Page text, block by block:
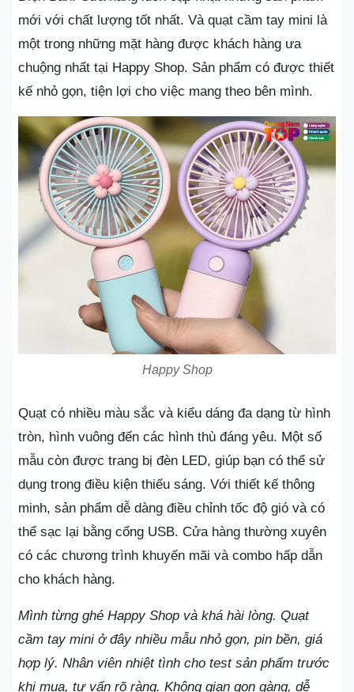
mới với chất lượng tốt nhất. Và quạt cầm tay mini là
một trong những mặt hàng được khách hàng ưa
chuộng nhất tại Happy Shop. Sản phẩm có được thiết
kế nhỏ gọn, tiện lợi cho việc mang theo bên mình.
Happy Shop
Quạt có nhiều màu sắc và kiểu dáng đa dạng từ hình
tròn, hình vuông đến các hình thù đáng yêu. Một số
mẫu còn được trang bị đèn LED, giúp bạn có thể sử
dụng trong điều kiện thiếu sáng. Với thiết kế thông
minh, sản phẩm dễ dàng điều chỉnh tốc độ gió và có
thể sạc lại bằng cổng USB. Cửa hàng thường xuyên
có các chương trình khuyến mãi và combo hấp dẫn
cho khách hàng.
Mình từng ghé Happy Shop và khá hài lòng. Quạt
cầm tay mini ở đây nhiều mẫu nhỏ gọn, pin bền, giá
hợp lý. Nhân viên nhiệt tình cho test sản phẩm trước
khi mua, tư vấn rõ ràng. Không gian gọn gàng, dễ